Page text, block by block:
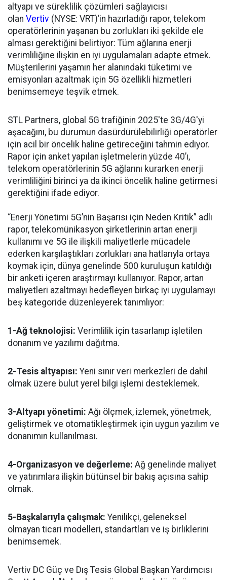
altyapı ve süreklilik çözümleri sağlayıcısı
olan Vertiv (NYSE: VRT)’in hazırladığı rapor, telekom
operatörlerinin yaşanan bu zorlukları iki şekilde ele
alması gerektiğini belirtiyor: Tüm ağlarına enerji
verimliliğine ilişkin en iyi uygulamaları adapte etmek.
Müşterilerini yaşamın her alanındaki tüketimi ve
emisyonları azaltmak için 5G özellikli hizmetleri
benimsemeye teşvik etmek.
STL Partners, global 5G trafiğinin 2025'te 3G/4G'yi
aşacağını, bu durumun dasürdürülebilirliği operatörler
için acil bir öncelik haline getireceğini tahmin ediyor.
Rapor için anket yapılan işletmelerin yüzde 40’ı,
telekom operatörlerinin 5G ağlarını kurarken enerji
verimliliğini birinci ya da ikinci öncelik haline getirmesi
gerektiğini ifade ediyor.
“Enerji Yönetimi 5G’nin Başarısı için Neden Kritik” adlı
rapor, telekomünikasyon şirketlerinin artan enerji
kullanımı ve 5G ile ilişkili maliyetlerle mücadele
ederken karşılaştıkları zorlukları ana hatlarıyla ortaya
koymak için, dünya genelinde 500 kuruluşun katıldığı
bir anketi içeren araştırmayı kullanıyor. Rapor, artan
maliyetleri azaltmayı hedefleyen birkaç iyi uygulamayı
beş kategoride düzenleyerek tanımlıyor:
1-Ağ teknolojisi: Verimlilik için tasarlanıp işletilen
donanım ve yazılımı dağıtma.
2-Tesis altyapısı: Yeni sınır veri merkezleri de dahil
olmak üzere bulut yerel bilgi işlemi desteklemek.
3-Altyapı yönetimi: Ağı ölçmek, izlemek, yönetmek,
geliştirmek ve otomatikleştirmek için uygun yazılım ve
donanımın kullanılması.
4-Organizasyon ve değerleme: Ağ genelinde maliyet
ve yatırımlara ilişkin bütünsel bir bakış açısına sahip
olmak.
5-Başkalarıyla çalışmak: Yenilikçi, geleneksel
olmayan ticari modelleri, standartları ve iş birliklerini
benimsemek.
Vertiv DC Güç ve Dış Tesis Global Başkan Yardımcısı